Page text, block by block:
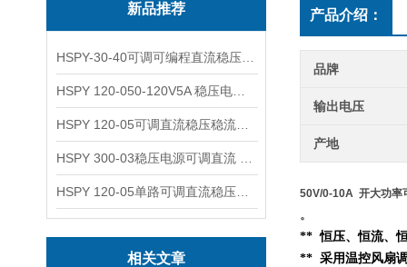
新品推荐
相关文章
产品介绍：
品牌
输出电压
产地
50V/0-10A 开大功率
。
** 恒压、恒流、
** 采用温控风扇